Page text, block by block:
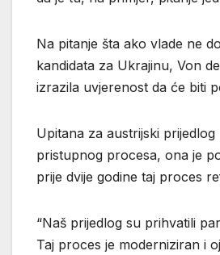
Na pitanje šta ako vlade ne
kandidata za Ukrajinu, Von
izrazila uvjerenost da će biti
Upitana za austrijski
pristupnog procesa, ona je
prije dvije godine taj proces
“Naš prijedlog su prihvatili
Taj proces je moderniziran i